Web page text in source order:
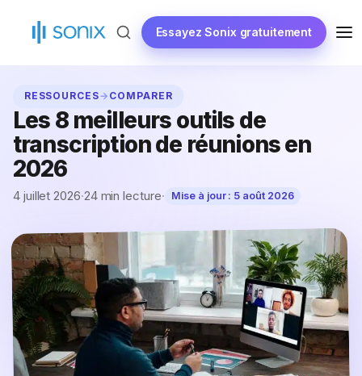
content
Essayez Sonix gratuitement
RESSOURCES→ COMPARER
Les 8 meilleurs outils de
transcription de réunions en
2026
4 juillet 2026·24 min lecture· Mise à jour : 5 août 2026